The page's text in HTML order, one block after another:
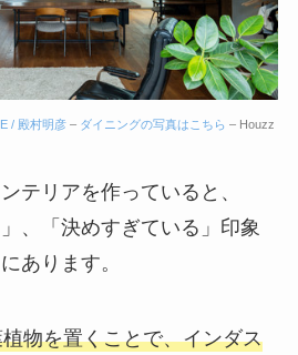
/ 殿村明彦 – ダイニングの写真はこちら – Houzz
テリアを作っていると、
、「決めすぎている」印象
あります。
物を置くことで、インダス